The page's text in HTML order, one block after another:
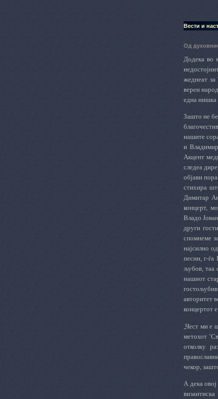
Вести и
Од
Додека во
жеднеат
верен
една нишка
Зашто не
нашите
и
Акцент
следеа
објави
стихира
Димитар
концерт,
Владо
други
спомнеме
најсилно
песни, г-ѓа
љубов, таа
нашиот
авторитет
концертот
„Чест ми е
метохот
отколку
чекор,
А дека